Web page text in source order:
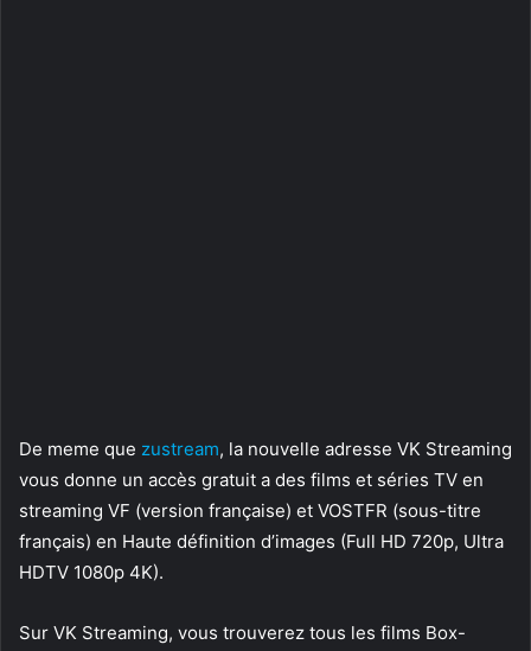
De meme que zustream, la nouvelle adresse VK Streaming
vous donne un accès gratuit a des films et séries TV en
streaming VF (version française) et VOSTFR (sous-titre
français) en Haute définition d’images (Full HD 720p, Ultra
HDTV 1080p 4K).
Sur VK Streaming, vous trouverez tous les films Box-